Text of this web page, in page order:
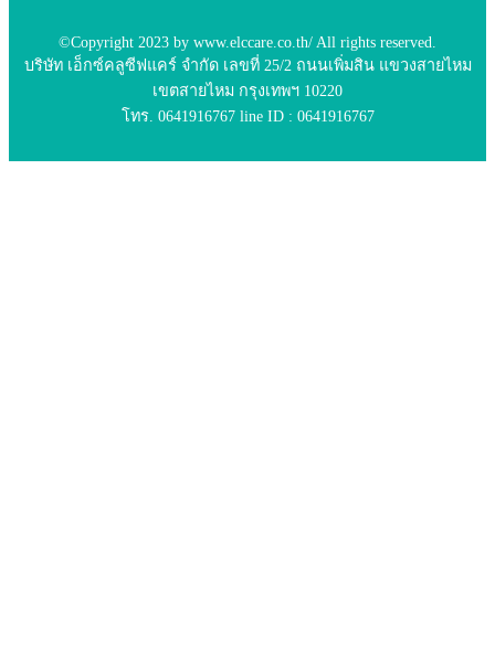
©Copyright 2023 by www.elccare.co.th/ All rights reserved.
บริษัท เอ็กซ์คลูซีฟแคร์ จำกัด เลขที่ 25/2 ถนนเพิ่มสิน แขวงสายไหม
เขตสายไหม กรุงเทพฯ 10220
โทร. 0641916767 line ID : 0641916767